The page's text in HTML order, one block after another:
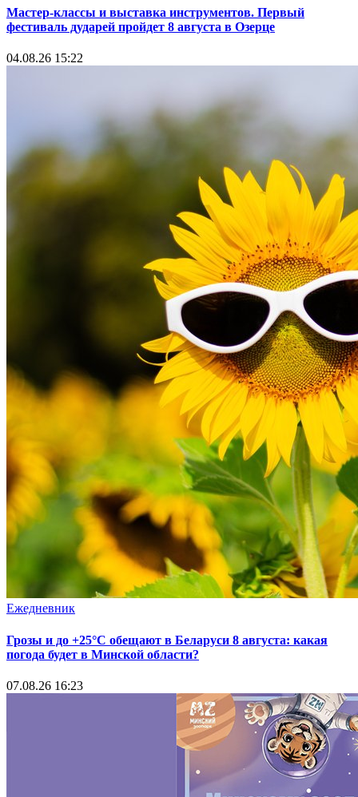
Мастер-классы и выставка инструментов. Первый
фестиваль дударей пройдет 8 августа в Озерце
04.08.26 15:22
Ежедневник
Грозы и до +25°С обещают в Беларуси 8 августа: какая
погода будет в Минской области?
07.08.26 16:23